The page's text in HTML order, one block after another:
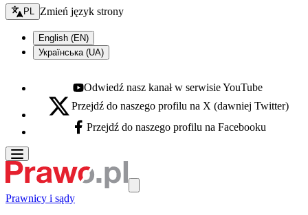
Zmień język - bieżący:
PL Zmień język strony
English (EN)
Українська (UA)
Youtube - otwiera się w nowej karcie
Odwiedź nasz kanał w serwisie YouTube
X - otwiera się w nowej karcie
Przejdź do naszego profilu na X (dawniej Twitter)
Facebook - otwiera się w nowej karcie
Przejdź do naszego profilu na Facebooku
Prawnicy i sądy